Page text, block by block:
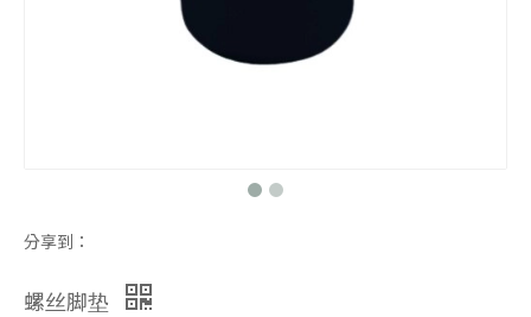
橡胶制品
分享到：
螺丝脚垫